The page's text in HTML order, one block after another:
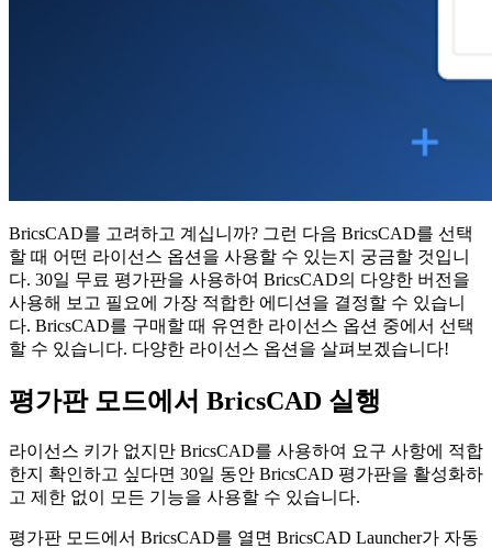
BricsCAD를 고려하고 계십니까? 그런 다음 BricsCAD를 선택
할 때 어떤 라이선스 옵션을 사용할 수 있는지 궁금할 것입니
다. 30일 무료 평가판을 사용하여 BricsCAD의 다양한 버전을
사용해 보고 필요에 가장 적합한 에디션을 결정할 수 있습니
다. BricsCAD를 구매할 때 유연한 라이선스 옵션 중에서 선택
할 수 있습니다. 다양한 라이선스 옵션을 살펴보겠습니다!
평가판 모드에서 BricsCAD 실행
라이선스 키가 없지만 BricsCAD를 사용하여 요구 사항에 적합
한지 확인하고 싶다면 30일 동안 BricsCAD 평가판을 활성화하
고 제한 없이 모든 기능을 사용할 수 있습니다.
평가판 모드에서 BricsCAD를 열면 BricsCAD Launcher가 자동